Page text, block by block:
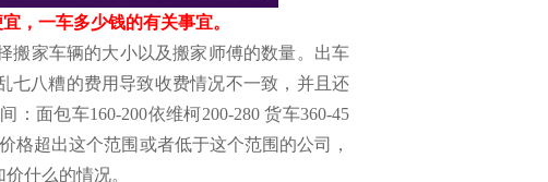
，一车多少钱的有关事宜。
搬家车辆的大小以及搬家师傅的数量。出车
七八糟的费用导致收费情况不一致，并且还
面包车160-200依维柯200-280 货车360-45
格超出这个范围或者低于这个范围的公司，
什么的情况。